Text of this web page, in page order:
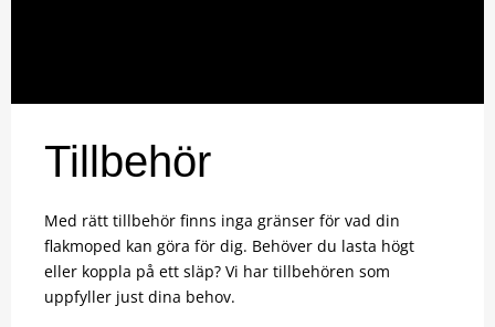
Tillbehör
Med rätt tillbehör finns inga gränser för vad din
flakmoped kan göra för dig. Behöver du lasta högt
eller koppla på ett släp? Vi har tillbehören som
uppfyller just dina behov.